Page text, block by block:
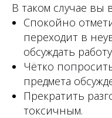
В таком случае вы
Спокойно
переходит в
обсуждать
Чётко
предмета
Прекратить
токсичным.